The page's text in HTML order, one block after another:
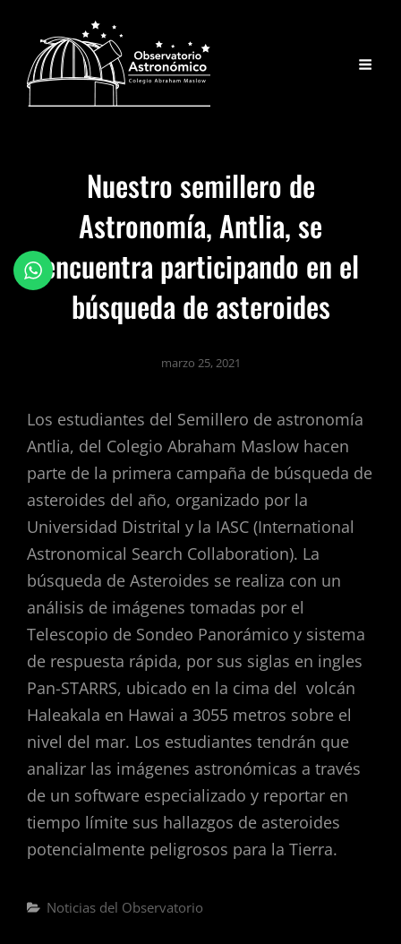
Nuestro semillero de
Astronomía, Antlia, se
encuentra participando en el
búsqueda de asteroides
marzo 25, 2021
Los estudiantes del Semillero de astronomía
Antlia, del Colegio Abraham Maslow hacen
parte de la primera campaña de búsqueda de
asteroides del año, organizado por la
Universidad Distrital y la IASC (International
Astronomical Search Collaboration). La
búsqueda de Asteroides se realiza con un
análisis de imágenes tomadas por el
Telescopio de Sondeo Panorámico y sistema
de respuesta rápida, por sus siglas en ingles
Pan-STARRS, ubicado en la cima del volcán
Haleakala en Hawai a 3055 metros sobre el
nivel del mar. Los estudiantes tendrán que
analizar las imágenes astronómicas a través
de un software especializado y reportar en
tiempo límite sus hallazgos de asteroides
potencialmente peligrosos para la Tierra.
Noticias del Observatorio